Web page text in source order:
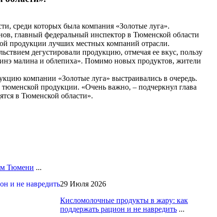
среди которых была компания «Золотые луга».
главный федеральный инспектор в Тюменской области
продукции лучших местных компаний отрасли.
дегустировали продукцию, отмечая ее вкус, пользу
малина и облепиха». Помимо новых продуктов, жители
компании «Золотые луга» выстраивались в очередь.
продукции. «Очень важно, – подчеркнул глава
в Тюменской области».
Тюмени ...
29 Июля 2026
Кисломолочные продукты в жару: как
поддержать рацион и не навредить ...